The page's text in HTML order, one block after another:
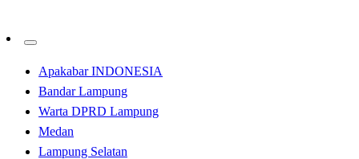
Apakabar INDONESIA
Bandar Lampung
Warta DPRD Lampung
Medan
Lampung Selatan